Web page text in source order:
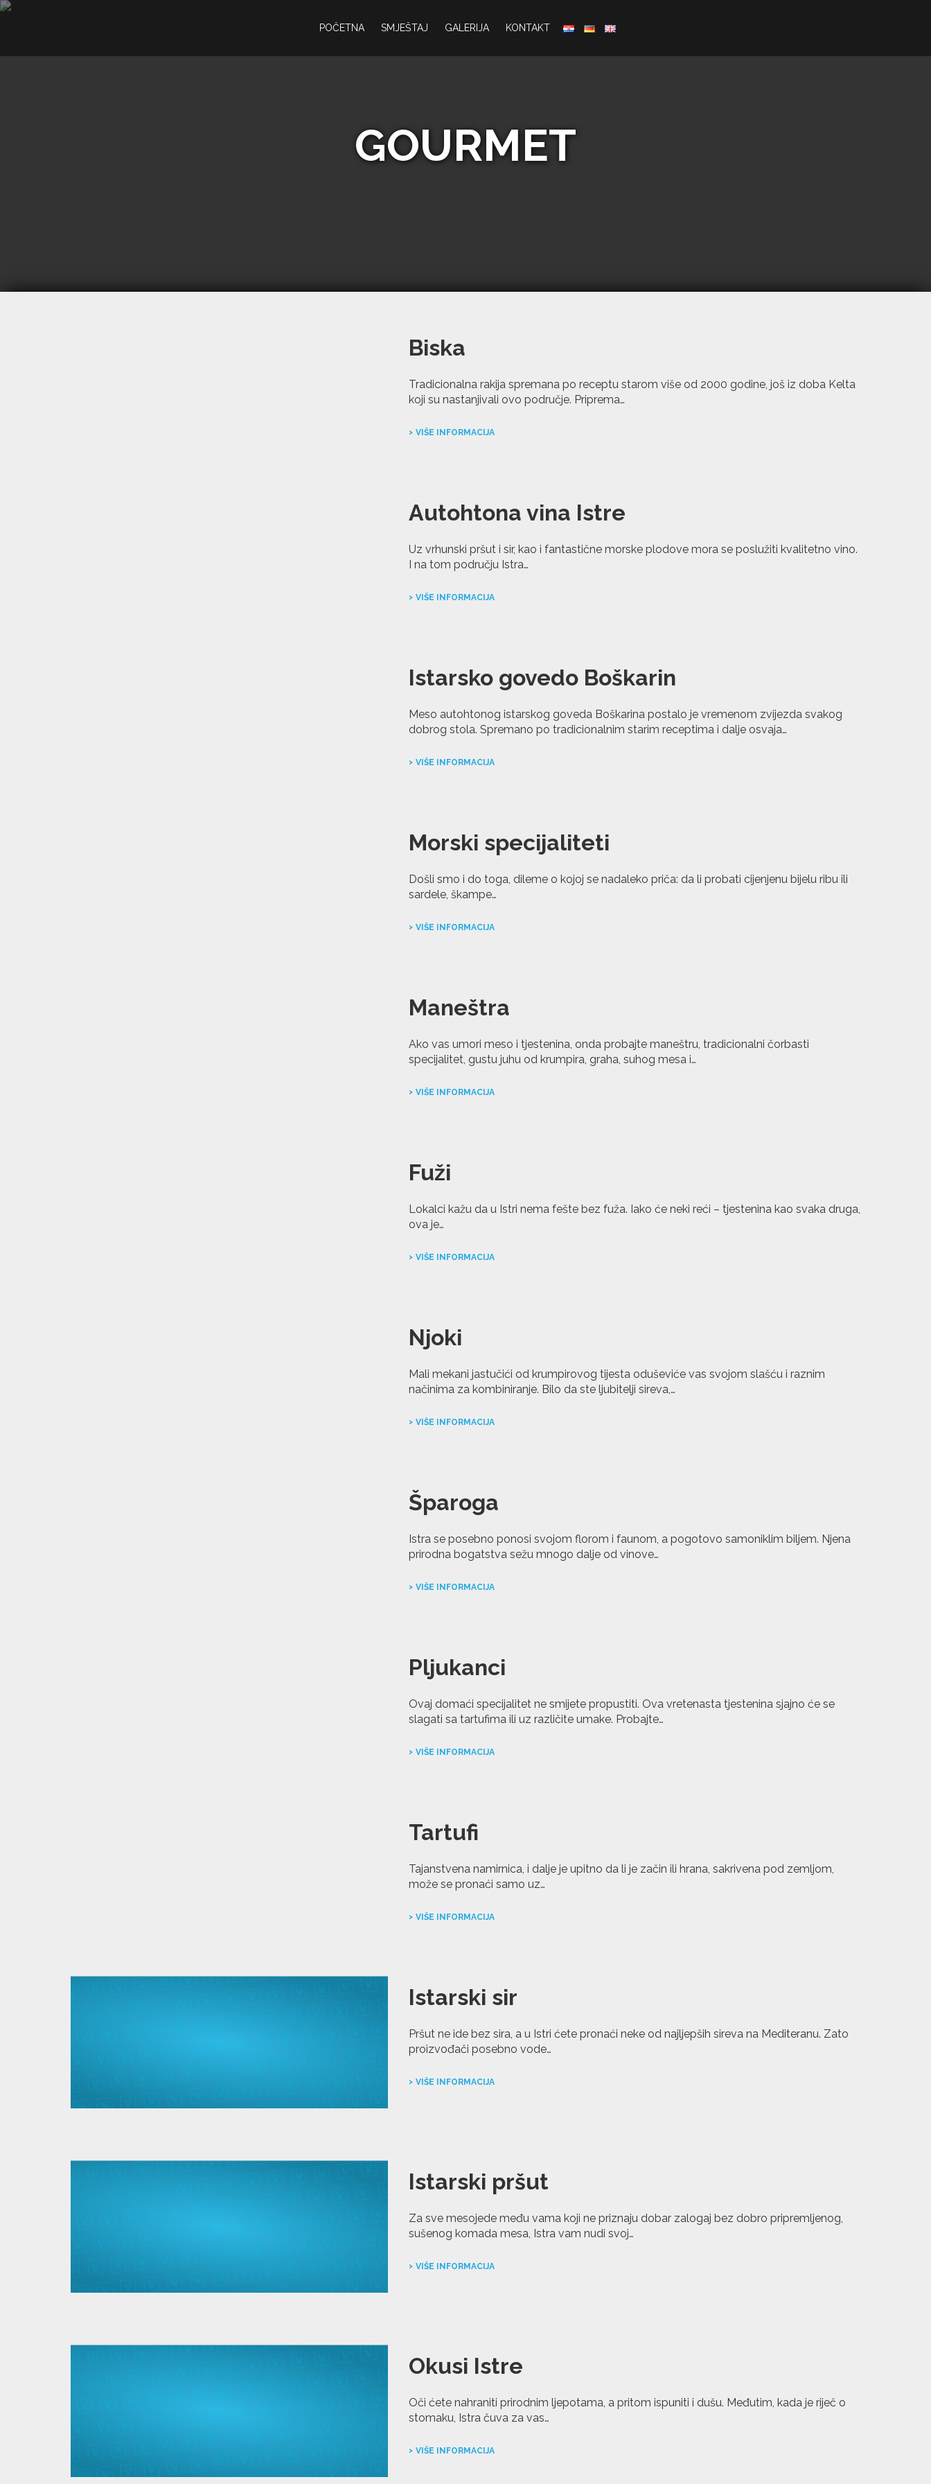
POČETNA SMJEŠTAJ GALERIJA KONTAKT
GOURMET
Biska
Tradicionalna rakija spremana po receptu starom više od 2000 godine, još iz doba Kelta
koji su nastanjivali ovo područje. Priprema…
VIŠE INFORMACIJA
Autohtona vina Istre
Uz vrhunski pršut i sir, kao i fantastične morske plodove mora se poslužiti kvalitetno vino.
I na tom području Istra…
VIŠE INFORMACIJA
Istarsko govedo Boškarin
Meso autohtonog istarskog goveda Boškarina postalo je vremenom zvijezda svakog
dobrog stola. Spremano po tradicionalnim starim receptima i dalje osvaja…
VIŠE INFORMACIJA
Morski specijaliteti
Došli smo i do toga, dileme o kojoj se nadaleko priča: da li probati cijenjenu bijelu ribu ili
sardele, škampe…
VIŠE INFORMACIJA
Maneštra
Ako vas umori meso i tjestenina, onda probajte maneštru, tradicionalni čorbasti
specijalitet, gustu juhu od krumpira, graha, suhog mesa i…
VIŠE INFORMACIJA
Fuži
Lokalci kažu da u Istri nema fešte bez fuža. Iako će neki reći – tjestenina kao svaka druga,
ova je…
VIŠE INFORMACIJA
Njoki
Mali mekani jastučići od krumpirovog tijesta oduševiće vas svojom slašću i raznim
načinima za kombiniranje. Bilo da ste ljubitelji sireva,…
VIŠE INFORMACIJA
Šparoga
Istra se posebno ponosi svojom florom i faunom, a pogotovo samoniklim biljem. Njena
prirodna bogatstva sežu mnogo dalje od vinove…
VIŠE INFORMACIJA
Pljukanci
Ovaj domaći specijalitet ne smijete propustiti. Ova vretenasta tjestenina sjajno će se
slagati sa tartufima ili uz različite umake. Probajte…
VIŠE INFORMACIJA
Tartufi
Tajanstvena namirnica, i dalje je upitno da li je začin ili hrana, sakrivena pod zemljom,
može se pronaći samo uz…
VIŠE INFORMACIJA
Istarski sir
Pršut ne ide bez sira, a u Istri ćete pronaći neke od najljepših sireva na Mediteranu. Zato
proizvođači posebno vode…
VIŠE INFORMACIJA
Istarski pršut
Za sve mesojede među vama koji ne priznaju dobar zalogaj bez dobro pripremljenog,
sušenog komada mesa, Istra vam nudi svoj…
VIŠE INFORMACIJA
Okusi Istre
Oči ćete nahraniti prirodnim ljepotama, a pritom ispuniti i dušu. Međutim, kada je riječ o
stomaku, Istra čuva za vas…
VIŠE INFORMACIJA